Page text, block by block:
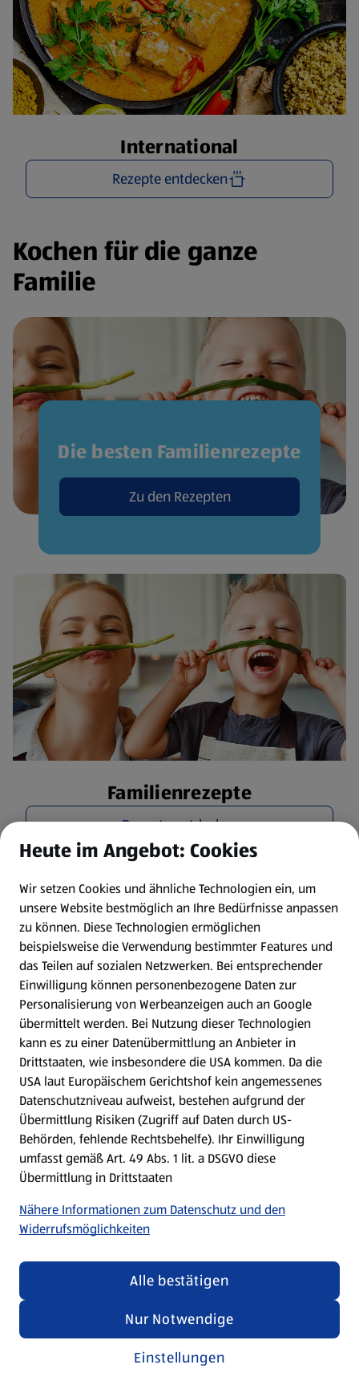
International
Rezepte entdecken
Kochen für die ganze
Familie
Die besten Familienrezepte
Zu den Rezepten
Familienrezepte
Rezepte entdecken
Kochen für Kinder
Rezepte entdecken
Heute im Angebot: Cookies
Wir setzen Cookies und ähnliche Technologien ein, um
unsere Website bestmöglich an Ihre Bedürfnisse anpassen
zu können. Diese Technologien ermöglichen
beispielsweise die Verwendung bestimmter Features und
das Teilen auf sozialen Netzwerken. Bei entsprechender
Einwilligung können personenbezogene Daten zur
Personalisierung von Werbeanzeigen auch an Google
übermittelt werden. Bei Nutzung dieser Technologien
kann es zu einer Datenübermittlung an Anbieter in
Drittstaaten, wie insbesondere die USA kommen. Da die
USA laut Europäischem Gerichtshof kein angemessenes
Datenschutzniveau aufweist, bestehen aufgrund der
Übermittlung Risiken (Zugriff auf Daten durch US-
Behörden, fehlende Rechtsbehelfe). Ihr Einwilligung
umfasst gemäß Art. 49 Abs. 1 lit. a DSGVO diese
Übermittlung in Drittstaaten
Nähere Informationen zum Datenschutz und den
Widerrufsmöglichkeiten
Einstellungen
Nur Notwendige
Alle bestätigen